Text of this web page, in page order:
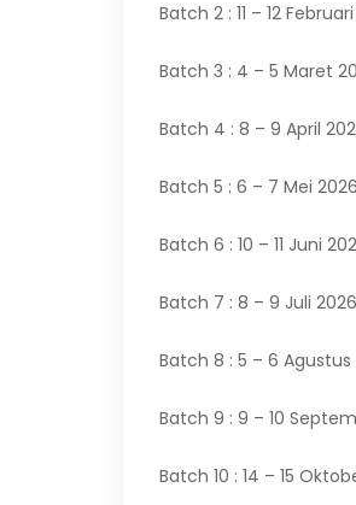
Batch 2 : 11 – 12
Batch 3 : 4 – 5 Maret
Batch 4 : 8 – 9 April
Batch 5 : 6 – 7 Mei 2026
Batch 6 : 10 – 11 Juni
Batch 7 : 8 – 9 Juli 2026
Batch 8 : 5 – 6 Agustus
Batch 9 : 9 – 10
Batch 10 : 14 – 15